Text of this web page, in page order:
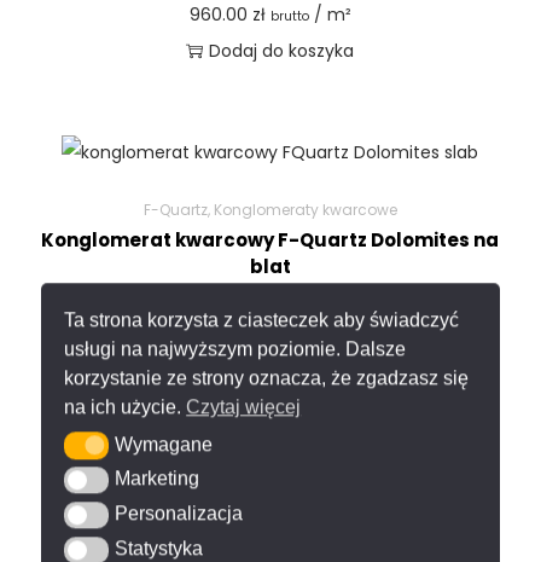
Ta strona korzysta z ciasteczek aby świadczyć
usługi na najwyższym poziomie. Dalsze
korzystanie ze strony oznacza, że zgadzasz się
na ich użycie. Czytaj więcej
WymaganeWymagane
MarketingMarketing
Personalizacja
Personalizacja
StatystykaStatystyka
960.00 zł brutto/ m²
Dodaj do koszyka
F-Quartz, Konglomeraty kwarcowe
Konglomerat kwarcowy F-Quartz Dolomites na
blat
Dodaj do koszyka
Konglomerat kwarcowy F-Quartz Eclipse na